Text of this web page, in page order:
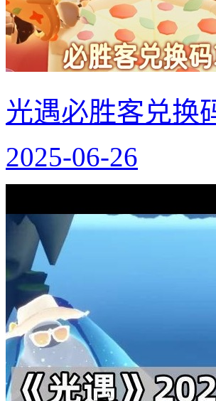
光遇必胜客兑换
2025-06-26